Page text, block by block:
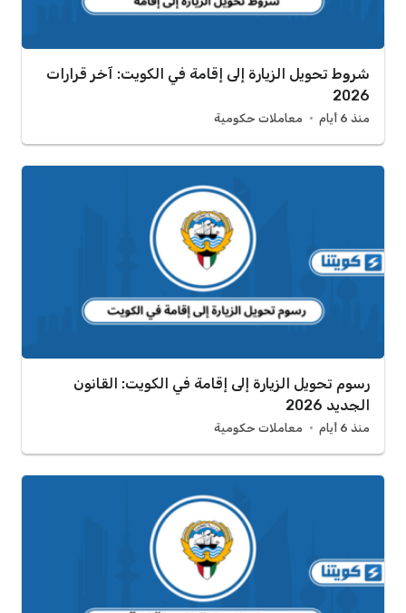
شروط تحويل الزيارة إلى إقامة في الكويت: آخر قرارات
2026
منذ 6 أيام معاملات حكومية
رسوم تحويل الزيارة إلى إقامة في الكويت: القانون
الجديد 2026
منذ 6 أيام معاملات حكومية